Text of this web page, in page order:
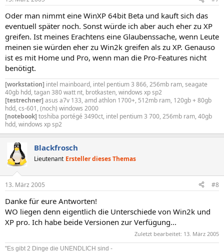
Oder man nimmt eine WinXP 64bit Beta und kauft sich das
eventuell später noch. Sonst würde ich aber auch eher zu XP
greifen. Ist meines Erachtens eine Glaubenssache, wenn Leute
meinen sie würden eher zu Win2k greifen als zu XP. Genauso
ist es mit Home und Pro, wenn man die Pro-Features nicht
benötigt.
[workstation] intel mainboard, intel pentium 3 866, 256mb ram, seagate
40gb hdd, tagan 380 watt nt, brotkasten, windows xp sp2
[testrechner] asus a7v 133, amd athlon 1700+, 512mb ram, 120gb + 80gb
hdd, cs-601, (noch) windows 2000
[notebook] toshiba portégé 3490ct, intel pentium 3 700, 256mb ram, 40gb
hdd, windows xp sp2
Blackfrosch
Lieutenant Ersteller dieses Themas
13. März 2005 #8
Danke für eure Antworten!
WO liegen denn eigentlich die Unterschiede von Win2k und
XP pro. Ich habe beide Versionen zur Verfügung...
Zuletzt bearbeitet: 13. März 2005
"Es gibt 2 Dinge die UNENDLICH sind -